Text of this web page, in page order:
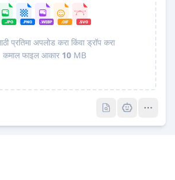
प्रतिमा अपलोड करा किंवा ड्रॉप करा
कमाल फाइल आकार 10MB